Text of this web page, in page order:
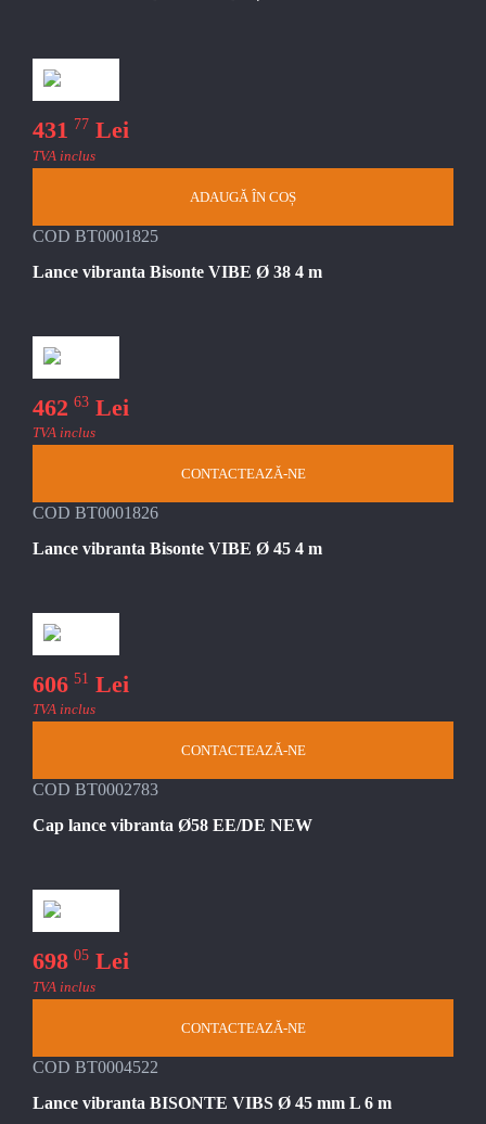
431 77 Lei
TVA inclus
ADAUGĂ ÎN COȘ
COD BT0001825
Lance vibranta Bisonte VIBE Ø 38 4 m
462 63 Lei
TVA inclus
CONTACTEAZĂ-NE
COD BT0001826
Lance vibranta Bisonte VIBE Ø 45 4 m
606 51 Lei
TVA inclus
CONTACTEAZĂ-NE
COD BT0002783
Cap lance vibranta Ø58 EE/DE NEW
698 05 Lei
TVA inclus
CONTACTEAZĂ-NE
COD BT0004522
Lance vibranta BISONTE VIBS Ø 45 mm L 6 m